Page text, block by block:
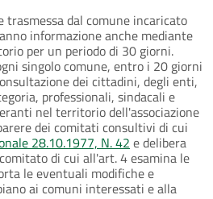
trasmessa dal comune incaricato
informazione anche mediante
per un periodo di 30 giorni.
singolo comune, entro i 20 giorni
dei cittadini, degli enti,
professionali, sindacali e
nel territorio dell'associazione
dei comitati consultivi di cui
28.10.1977, N. 42 e delibera
di cui all'art. 4 esamina le
le eventuali modifiche e
ai comuni interessati e alla